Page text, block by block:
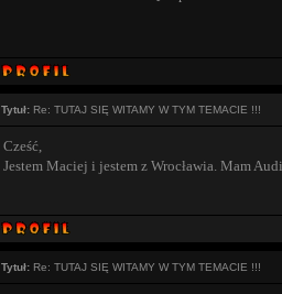
Tytuł: Re: TUTAJ SIĘ WITAMY W TYM TEMACIE !!!
Cześć,
Jestem Maciej i jestem z Wrocławia. Mam
Tytuł: Re: TUTAJ SIĘ WITAMY W TYM TEMACIE !!!